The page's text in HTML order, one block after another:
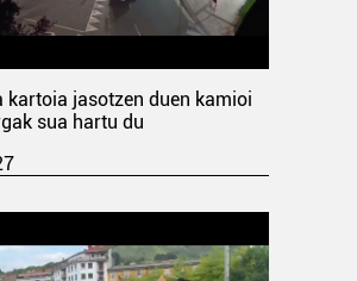
kartoia jasotzen duen kamioi
sua hartu du